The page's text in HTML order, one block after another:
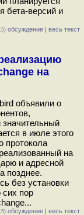
бета-версий и
обсуждение | весь текст
на
объявили о
в июле этого
протокола
на
и адресной
позднее.
без установки
сих пор
обсуждение | весь текст